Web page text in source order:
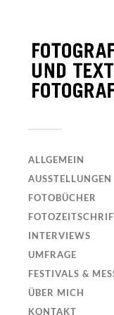
ALLGEMEIN
AUSSTELLUNGEN
FOTOBÜCHER
INTERVIEWS
UMFRAGE
FESTIVALS &
ÜBER MICH
KONTAKT